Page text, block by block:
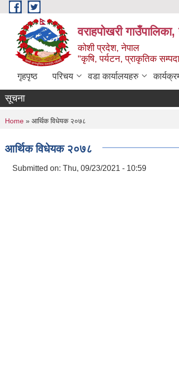
Skip to main content
वराहपोखरी
कोशी प्रदेश, नेपाल
"कृषि, पर्यटन, प्राकृतिक
गृहपृष्ठ परिचय वडा कार्यालयहरु
सूचना
You are here
Home » आर्थिक विधेयक २०७८
आर्थिक विधेयक २०७८
Submitted on: Thu, 09/23/2021 - 10:59